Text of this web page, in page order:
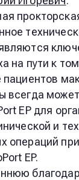
на пути к
пациентов
EP для
и
операций
EP.